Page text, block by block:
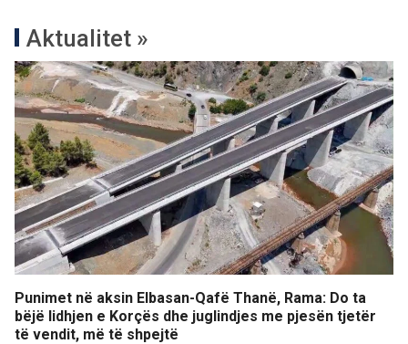
Aktualitet »
Punimet në aksin Elbasan-Qafë Thanë, Rama: Do ta
bëjë lidhjen e Korçës dhe juglindjes me pjesën tjetër
të vendit, më të shpejtë